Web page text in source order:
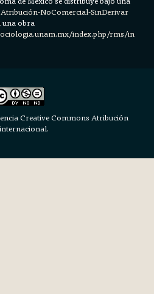
NoComercial-SinDerivar
una obra
index.php/rms/in
Creative Commons Atribución